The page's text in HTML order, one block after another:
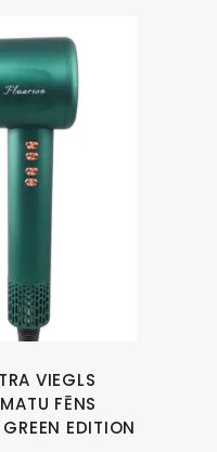
VIEGLS
FĒNS
EDITION